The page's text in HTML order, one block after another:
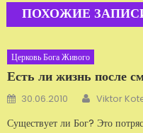
ПОХОЖИЕ
Церковь Бога Живого
Есть ли жизнь после
Добавлено
30.06.2010 Автор
Viktor
Существует ли Бог? Это